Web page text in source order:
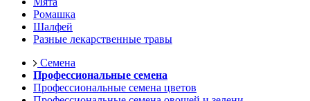
Ромашка
Шалфей
Разные лекарственные травы
Семена
Профессиональные семена
Профессиональные семена цветов